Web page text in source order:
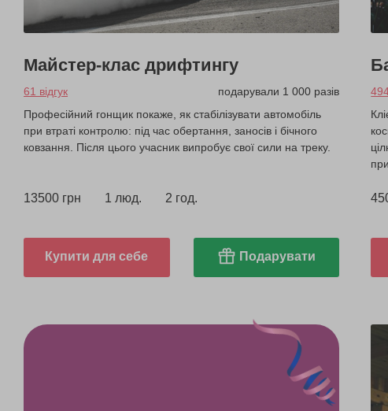
Майстер-клас дрифтингу
61 відгук
подарували 1 000 разів
Професійний гонщик покаже, як стабілізувати автомобіль
при втраті контролю: під час обертання, заносів і бічного
ковзання. Після цього учасник випробує свої сили на треку.
13500 грн 1 люд. 2 год.
Купити для себе Подарувати